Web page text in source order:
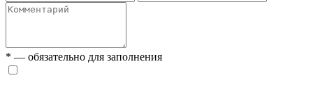
* — обязательно для заполнения